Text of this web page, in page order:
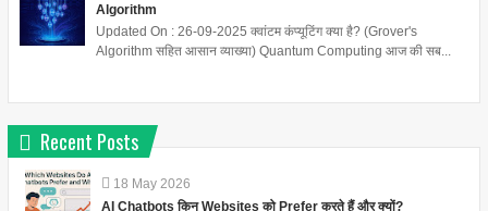
Algorithm
Updated On : 26-09-2025 क्वांटम कंप्यूटिंग क्या है? (Grover's
Algorithm सहित आसान व्याख्या) Quantum Computing आज की सब...
Recent Posts
18 May 2026
AI Chatbots किन Websites को Prefer करते हैं और क्यों?